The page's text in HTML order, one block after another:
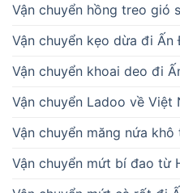
Vận chuyển hồng treo gió
Vận chuyển kẹo dừa đi Ấn
Vận chuyển khoai deo đi
Vận chuyển Ladoo về Việt
Vận chuyển măng nứa
Vận chuyển mứt bí đao từ